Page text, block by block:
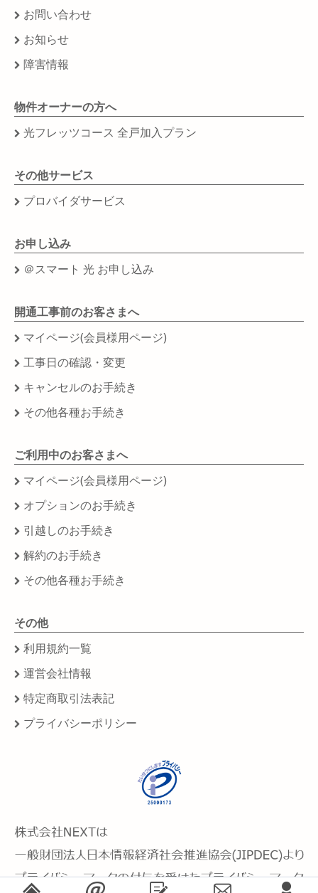
お問い合わせ
お知らせ
障害情報
物件オーナーの方へ
光フレッツコース 全戸加入プラン
その他サービス
プロバイダサービス
お申し込み
＠スマート 光 お申し込み
開通工事前のお客さまへ
マイページ(会員様用ページ)
工事日の確認・変更
キャンセルのお手続き
その他各種お手続き
ご利用中のお客さまへ
マイページ(会員様用ページ)
オプションのお手続き
引越しのお手続き
解約のお手続き
その他各種お手続き
その他
利用規約一覧
運営会社情報
特定商取引法表記
プライバシーポリシー